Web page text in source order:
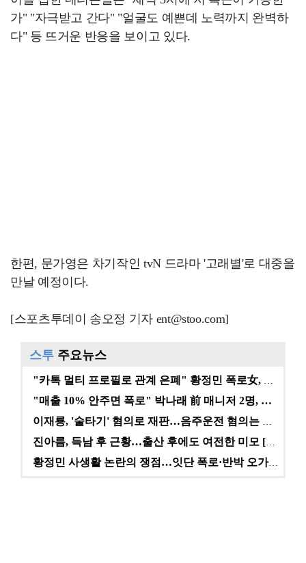
가" "자극받고 간다" "얼굴도 예쁜데 노력까지 완벽하
다" 등 뜨거운 반응을 보이고 있다.
한편, 문가영은 차기작인 tvN 드라마 '고래별'로 대중을
만날 예정이다.
[스포츠투데이 송오정 기자 ent@stoo.com]
스투 주요뉴스
"매출 10% 안주면 폭로" 박나래 前 매니저 2명, …
황정민 사생활 논란의 쟁점…잇단 폭로·반박 오가는 소모…